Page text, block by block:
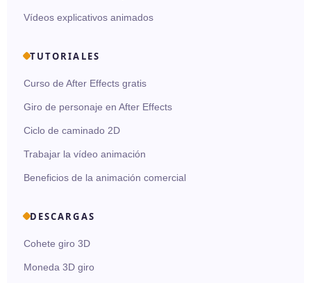
Vídeos explicativos animados
TUTORIALES
Curso de After Effects gratis
Giro de personaje en After Effects
Ciclo de caminado 2D
Trabajar la vídeo animación
Beneficios de la animación comercial
DESCARGAS
Cohete giro 3D
Moneda 3D giro